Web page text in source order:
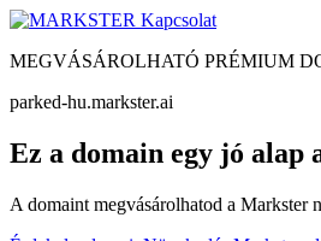
Kapcsolat
MEGVÁSÁROLHATÓ PRÉMIUM
parked-hu.markster.ai
Ez a domain egy jó alap
A domaint megvásárolhatod a Markster